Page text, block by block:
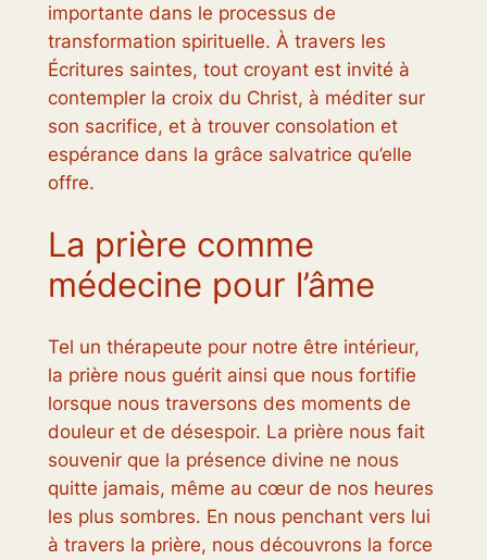
importante dans le processus de
transformation spirituelle. À travers les
Écritures saintes, tout croyant est invité à
contempler la croix du Christ, à méditer sur
son sacrifice, et à trouver consolation et
espérance dans la grâce salvatrice qu’elle
offre.
La prière comme
médecine pour l’âme
Tel un thérapeute pour notre être intérieur,
la prière nous guérit ainsi que nous fortifie
lorsque nous traversons des moments de
douleur et de désespoir. La prière nous fait
souvenir que la présence divine ne nous
quitte jamais, même au cœur de nos heures
les plus sombres. En nous penchant vers lui
à travers la prière, nous découvrons la force